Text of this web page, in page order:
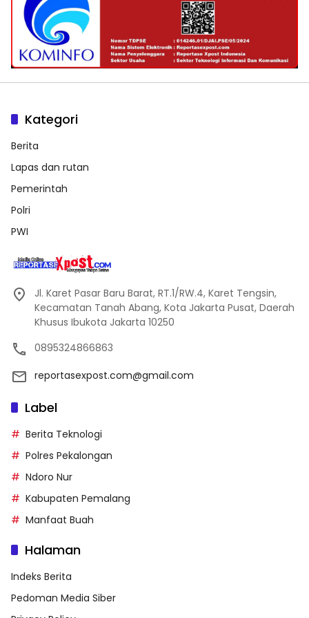
Kategori
Berita
Lapas dan rutan
Pemerintah
Polri
PWI
Jl. Karet Pasar Baru Barat, RT.1/RW.4, Karet Tengsin,
Kecamatan Tanah Abang, Kota Jakarta Pusat, Daerah
Khusus Ibukota Jakarta 10250
0895324866863
reportasexpost.com@gmail.com
Label
Berita Teknologi
Polres Pekalongan
Ndoro Nur
Kabupaten Pemalang
Manfaat Buah
Halaman
Indeks Berita
Pedoman Media Siber